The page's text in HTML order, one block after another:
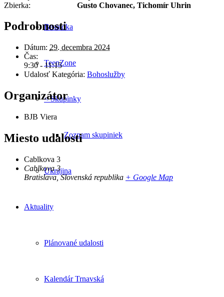
Besiedka
TeenZone
< Skupinky
Zoznam skupiniek
Ukrajina
Aktuality
Plánované udalosti
Kalendár Trnavská
Zbierka:
Gusto Chovanec, Tichomír Uhrin
Podrobnosti
Dátum: 29. decembra 2024
Čas:
9:30 - 11:15
Udalosť Kategória: Bohoslužby
Organizátor
BJB Viera
Miesto udalosti
Cablkova 3
Cablkova 3
Bratislava, Slovenská republika + Google Map